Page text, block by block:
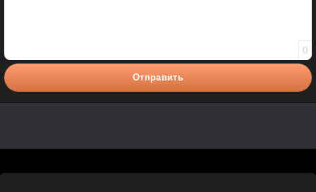
0
Отправить